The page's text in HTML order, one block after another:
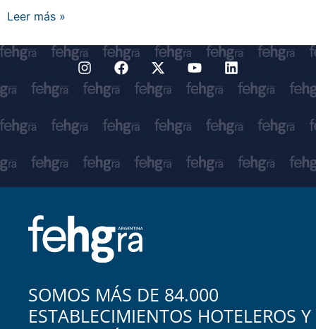
Leer más »
SOMOS MÁS DE 84.000
ESTABLECIMIENTOS HOTELEROS Y